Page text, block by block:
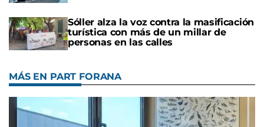
Sóller alza la voz contra la masificación
turística con más de un millar de
personas en las calles
MÁS EN PART FORANA